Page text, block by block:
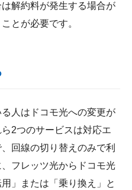
解約料が発生する場合が
とが必要です。
人はドコモ光への変更が
2つのサービスは対応エ
回線の切り替えのみで利
フレッツ光からドコモ光
」または「乗り換え」と